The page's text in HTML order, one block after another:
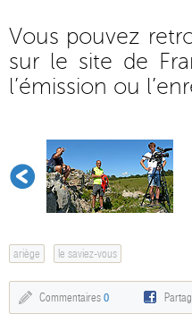
Vous pouvez
sur le site de
l’émission ou
ariège le saviez-vous
Commentaires 0